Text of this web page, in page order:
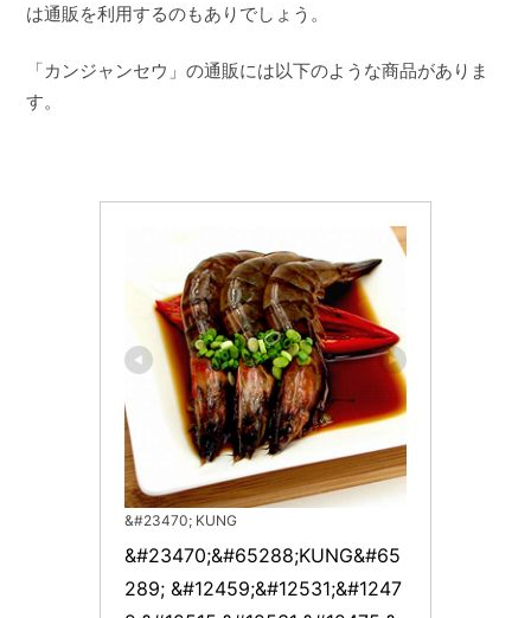
は通販を利用するのもありでしょう。
「カンジャンセウ」の通販には以下のような商品がありま
す。
&#23470; KUNG
&#23470;&#65288;KUNG&#65
289; &#12459;&#12531;&#1247